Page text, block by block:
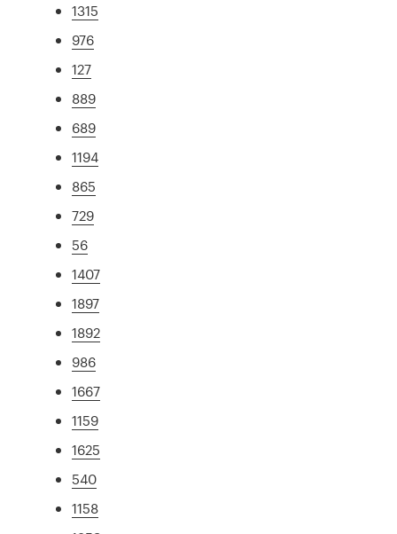
1315
976
127
889
689
1194
865
729
56
1407
1897
1892
986
1667
1159
1625
540
1158